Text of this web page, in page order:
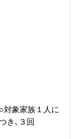
○対象家族１人に
き､３回